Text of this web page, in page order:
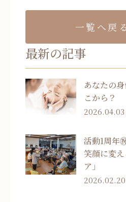
一覧へ戻る
最新の記事
あなたの
こから？
2026.04.03
活動1周年
笑顔に変
ア」
2026.02.20